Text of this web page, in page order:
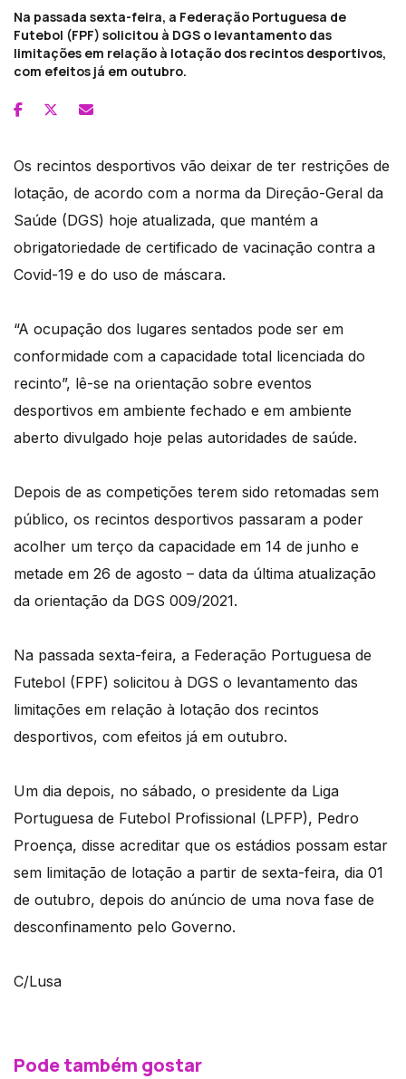
Na passada sexta-feira, a Federação Portuguesa de
Futebol (FPF) solicitou à DGS o levantamento das
limitações em relação à lotação dos recintos desportivos,
com efeitos já em outubro.
Os recintos desportivos vão deixar de ter restrições de
lotação, de acordo com a norma da Direção-Geral da
Saúde (DGS) hoje atualizada, que mantém a
obrigatoriedade de certificado de vacinação contra a
Covid-19 e do uso de máscara.
“A ocupação dos lugares sentados pode ser em
conformidade com a capacidade total licenciada do
recinto”, lê-se na orientação sobre eventos
desportivos em ambiente fechado e em ambiente
aberto divulgado hoje pelas autoridades de saúde.
Depois de as competições terem sido retomadas sem
público, os recintos desportivos passaram a poder
acolher um terço da capacidade em 14 de junho e
metade em 26 de agosto – data da última atualização
da orientação da DGS 009/2021.
Na passada sexta-feira, a Federação Portuguesa de
Futebol (FPF) solicitou à DGS o levantamento das
limitações em relação à lotação dos recintos
desportivos, com efeitos já em outubro.
Um dia depois, no sábado, o presidente da Liga
Portuguesa de Futebol Profissional (LPFP), Pedro
Proença, disse acreditar que os estádios possam estar
sem limitação de lotação a partir de sexta-feira, dia 01
de outubro, depois do anúncio de uma nova fase de
desconfinamento pelo Governo.
C/Lusa
Pode também gostar